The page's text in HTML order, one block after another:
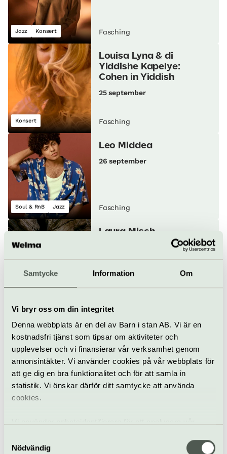
Samtycke Information Om
Vi bryr oss om din integritet
Denna webbplats är en del av Barn i stan AB. Vi är en
kostnadsfri tjänst som tipsar om aktiviteter och
upplevelser och vi finansierar vår verksamhet genom
annonsintäkter. Vi använder cookies på vår webbplats för
att ge dig en bra funktionalitet och för att samla in
statistik. Vi önskar därför ditt samtycke att använda
cookies.
samt tillhandahålla funktioner för sociala medier. Vi
Nödvändig
Jazz Konsert Fasching
Konsert
Louisa Lyna & di
Yiddishe Kapelye:
Cohen in Yiddish
25 september
Fasching
Soul & RnB Jazz
Leo Middea
26 september
Fasching
Laura Misch
Konsert
29 september